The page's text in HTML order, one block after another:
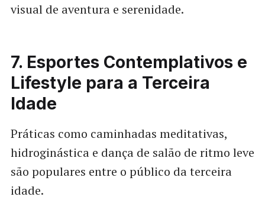
visual de aventura e serenidade.
7. Esportes Contemplativos e
Lifestyle para a Terceira
Idade
Práticas como caminhadas meditativas,
hidroginástica e dança de salão de ritmo leve
são populares entre o público da terceira
idade.